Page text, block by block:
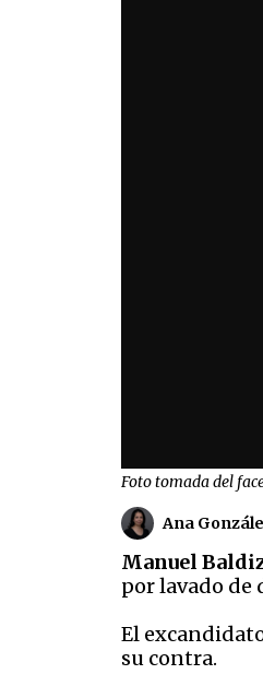
Foto tomada del
Ana
Manuel
por lavado de
El
su contra.